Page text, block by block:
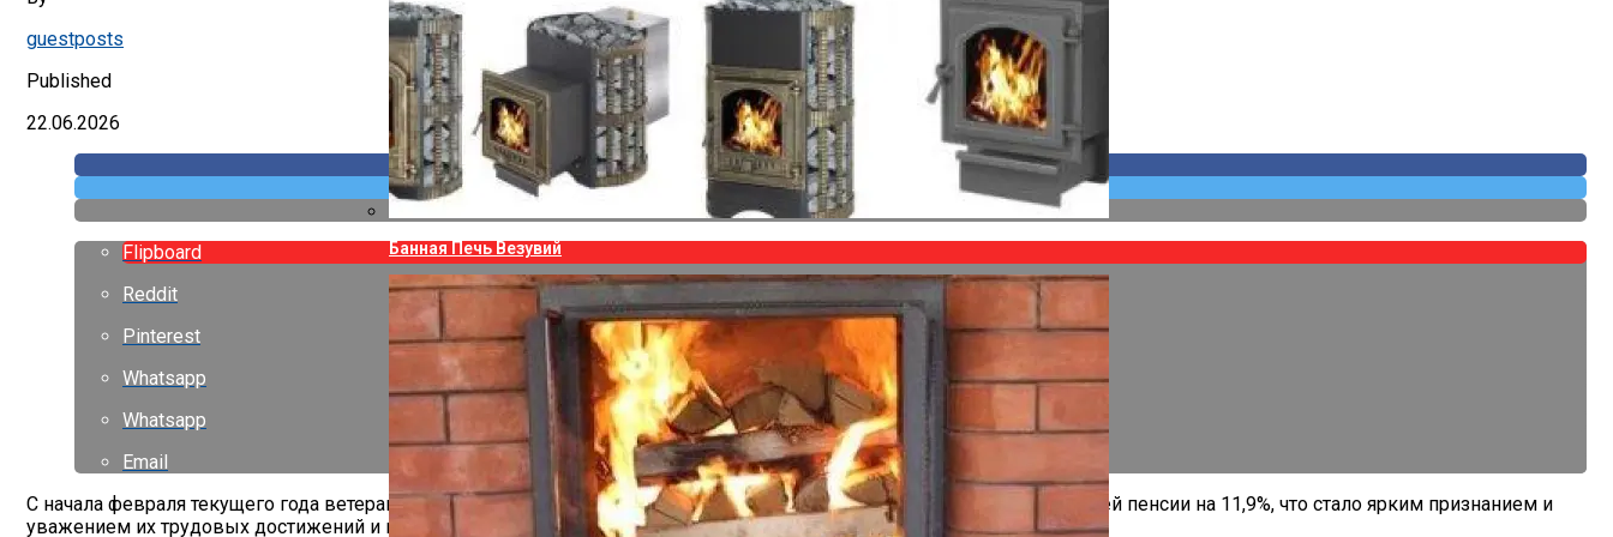
Банная Печь Везувий
guestposts
Published
22.06.2026
Flipboard
Reddit
Pinterest
Whatsapp
Whatsapp
Email
С начала февраля текущего года ветераны труда по всей стране получили увеличение дополнительной выплаты к своей пенсии на 11,9%, что стало ярким признанием и
уважением их трудовых достижений и вклада в развитие страны.